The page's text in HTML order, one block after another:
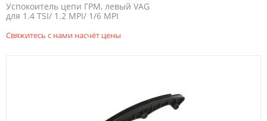
Успокоитель цепи ГРМ, левый VAG
для 1.4 TSI/ 1.2 MPI/ 1/6 MPI
Свяжитесь с нами насчёт цены